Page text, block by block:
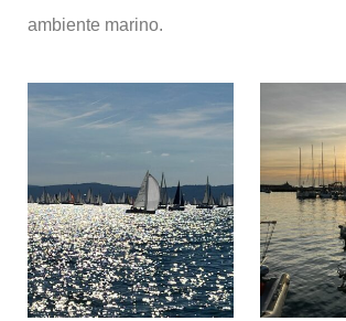
ambiente marino.